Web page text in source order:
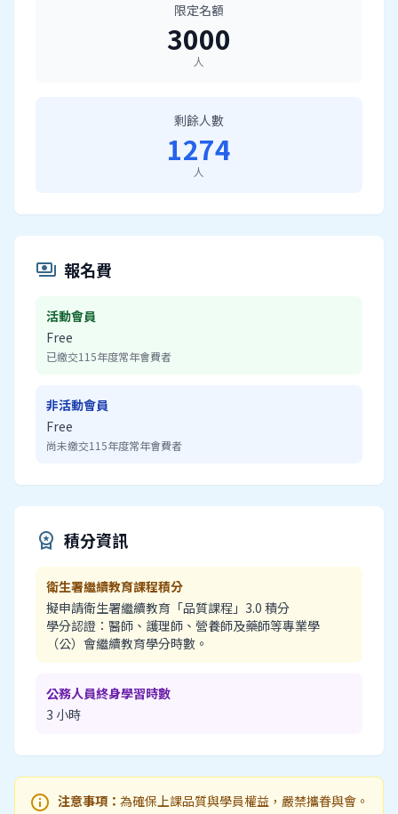
限定名額
3000
人
剩餘人數
1274
人
payments 報名費
活動會員
Free
已繳交115年度常年會費者
非活動會員
Free
尚未繳交115年度常年會費者
workspace_premium 積分資訊
衛生署繼續教育課程積分
擬申請衛生署繼續教育「品質課程」3.0 積分
學分認證：醫師、護理師、營養師及藥師等專業學
（公）會繼續教育學分時數。
公務人員終身學習時數
3 小時
info 注意事項： 為確保上課品質與學員權益，嚴禁攜眷與會。